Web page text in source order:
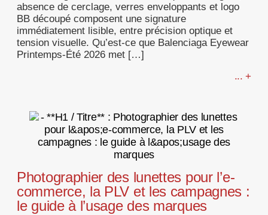
absence de cerclage, verres enveloppants et logo
BB découpé composent une signature
immédiatement lisible, entre précision optique et
tension visuelle. Qu’est-ce que Balenciaga Eyewear
Printemps-Été 2026 met […]
... +
Photographier des lunettes pour l’e-
commerce, la PLV et les campagnes :
le guide à l’usage des marques